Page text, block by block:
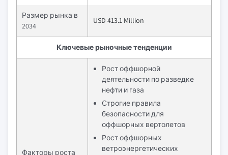
Размер рынка в
2034
USD 413.1 Million
Ключевые рыночные тенденции
Факторы роста
Рост оффшорной
деятельности по разведке
нефти и газа
Строгие правила
безопасности для
оффшорных вертолетов
Рост оффшорных
ветроэнергетических